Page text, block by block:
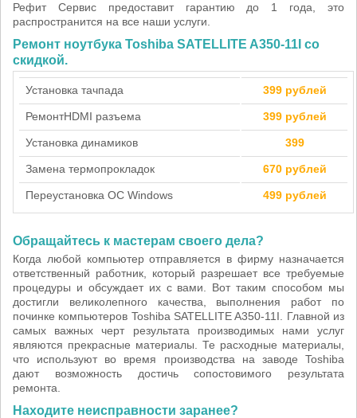
Рефит Сервис предоставит гарантию до 1 года, это
распространится на все наши услуги.
Ремонт ноутбука Toshiba SATELLITE A350-11I со
скидкой.
Установка тачпада 399 рублей
РемонтHDMI разъема 399 рублей
Установка динамиков 399
Замена термопрокладок 670 рублей
Переустановка ОС Windows 499 рублей
Обращайтесь к мастерам своего дела?
Когда любой компьютер отправляется в фирму назначается
ответственный работник, который разрешает все требуемые
процедуры и обсуждает их с вами. Вот таким способом мы
достигли великолепного качества, выполнения работ по
починке компьютеров Toshiba SATELLITE A350-11I. Главной из
самых важных черт результата производимых нами услуг
являются прекрасные материалы. Те расходные материалы,
что используют во время производства на заводе Toshiba
дают возможность достичь сопостовимого результата
ремонта.
Находите неисправности заранее?